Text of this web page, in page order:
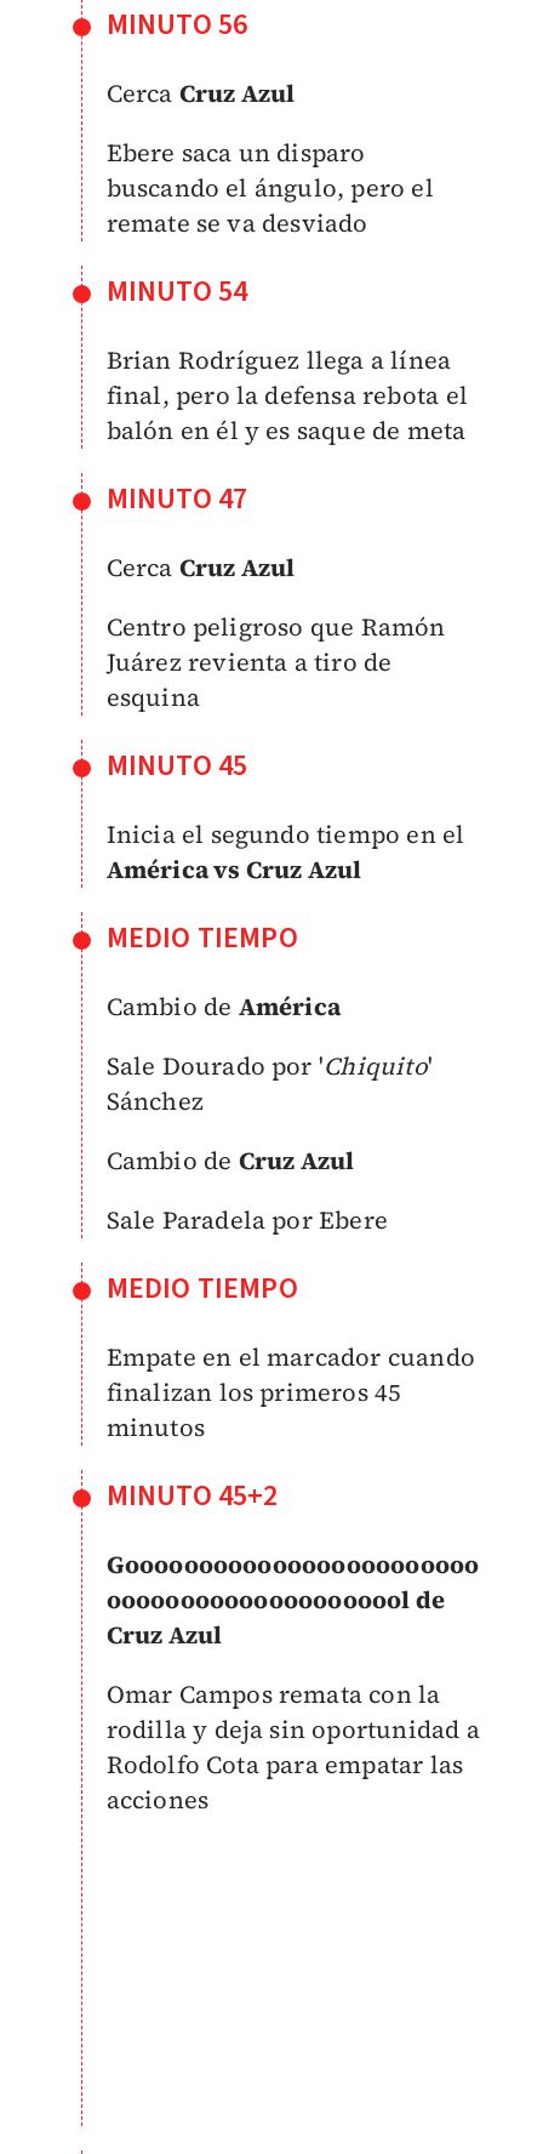
MINUTO 56
Cerca Cruz Azul
Ebere saca un disparo
buscando el ángulo, pero el
remate se va desviado
MINUTO 54
Brian Rodríguez llega a línea
final, pero la defensa rebota el
balón en él y es saque de meta
MINUTO 47
Cerca Cruz Azul
Centro peligroso que Ramón
Juárez revienta a tiro de
esquina
MINUTO 45
Inicia el segundo tiempo en el
América vs Cruz Azul
MEDIO TIEMPO
Cambio de América
Sale Dourado por 'Chiquito'
Sánchez
Cambio de Cruz Azul
Sale Paradela por Ebere
MEDIO TIEMPO
Empate en el marcador cuando
finalizan los primeros 45
minutos
MINUTO 45+2
Goooooooooooooooooooooooo
ooooooooooooooooooool de
Cruz Azul
Omar Campos remata con la
rodilla y deja sin oportunidad a
Rodolfo Cota para empatar las
acciones